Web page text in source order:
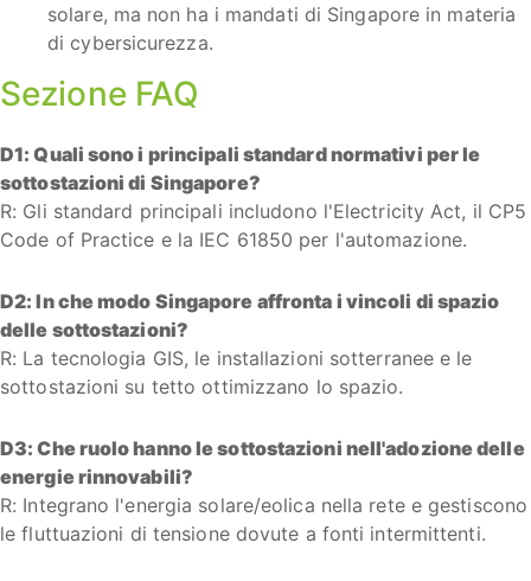
solare, ma non ha i mandati di Singapore in materia
di cybersicurezza.
Sezione FAQ
D1: Quali sono i principali standard normativi per le
sottostazioni di Singapore?
R: Gli standard principali includono l'Electricity Act, il CP5
Code of Practice e la IEC 61850 per l'automazione.
D2: In che modo Singapore affronta i vincoli di spazio
delle sottostazioni?
R: La tecnologia GIS, le installazioni sotterranee e le
sottostazioni su tetto ottimizzano lo spazio.
D3: Che ruolo hanno le sottostazioni nell'adozione delle
energie rinnovabili?
R: Integrano l'energia solare/eolica nella rete e gestiscono
le fluttuazioni di tensione dovute a fonti intermittenti.